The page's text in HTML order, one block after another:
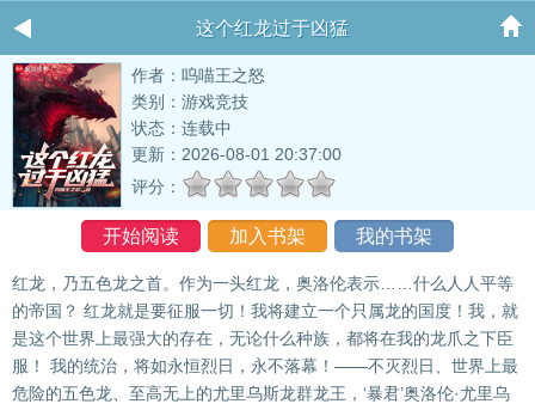
这个红龙过于凶猛
作者：呜喵王之怒
类别：游戏竞技
状态：连载中
更新：2026-08-01 20:37:00
评分：
开始阅读 加入书架 我的书架
红龙，乃五色龙之首。作为一头红龙，奥洛伦表示……什么人人平等
的帝国？ 红龙就是要征服一切！我将建立一个只属龙的国度！我，就
是这个世界上最强大的存在，无论什么种族，都将在我的龙爪之下臣
服！ 我的统治，将如永恒烈日，永不落幕！——不灭烈日、世界上最
危险的五色龙、至高无上的尤里乌斯龙群龙王，‘暴君’奥洛伦·尤里乌